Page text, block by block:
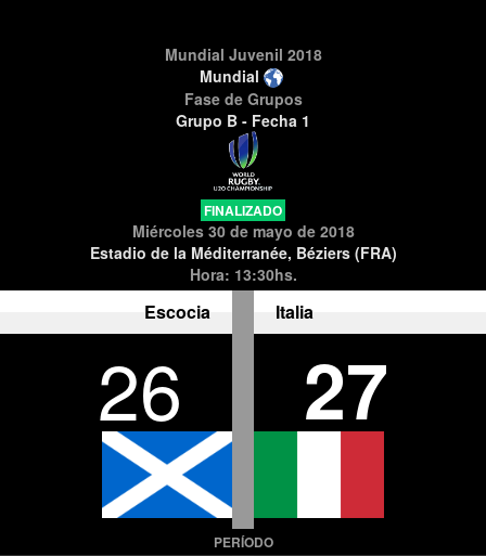
Mundial Juvenil 2018
Mundial
Fase de Grupos
Grupo B - Fecha 1
FINALIZADO
Miércoles 30 de mayo de 2018
Estadio de la Méditerranée, Béziers (FRA)
Hora: 13:30hs.
Escocia Italia
26 27
PERÍODO